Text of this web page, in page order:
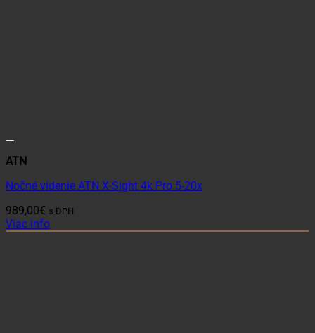
ATN
Nočné videnie ATN X-Sight 4k Pro 5-20x
989,00€ s DPH
Viac info